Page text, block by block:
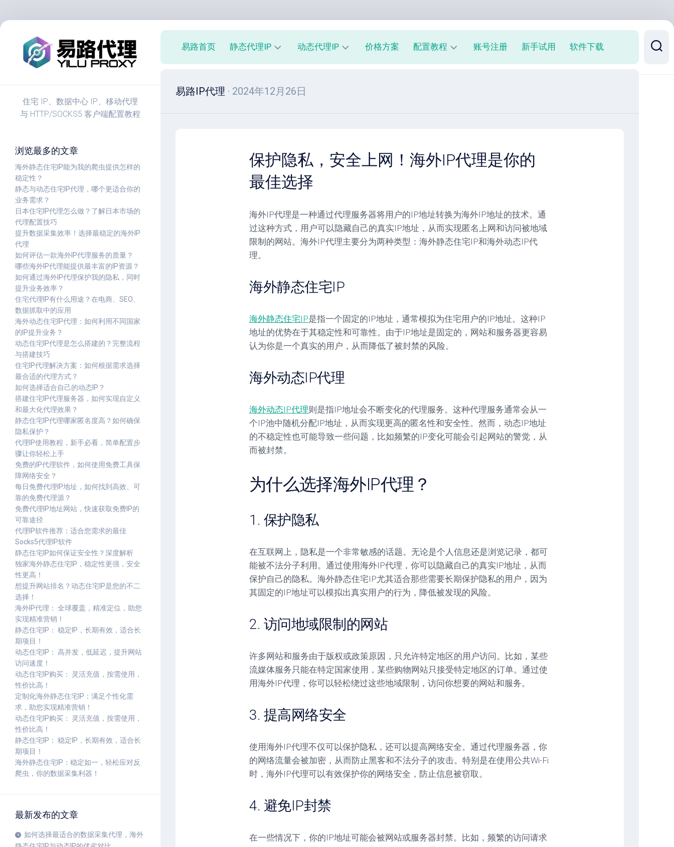
跳
住宅 IP、数据中心 IP、移动代理
与 HTTP/SOCKS5 客户端配置教程
浏览最多的文章
海外静态住宅IP能为我的爬虫提供怎样的
稳定性？
静态与动态住宅IP代理，哪个更适合你的
业务需求？
日本住宅IP代理怎么做？了解日本市场的
代理配置技巧
提升数据采集效率！选择最稳定的海外IP
代理
如何评估一款海外IP代理服务的质量？
哪些海外IP代理能提供最丰富的IP资源？
如何通过海外IP代理保护我的隐私，同时
提升业务效率？
住宅代理IP有什么用途？在电商、SEO、
数据抓取中的应用
海外动态住宅IP代理：如何利用不同国家
的IP提升业务？
动态住宅IP代理是怎么搭建的？完整流程
与搭建技巧
住宅IP代理解决方案：如何根据需求选择
最合适的代理方式？
如何选择适合自己的动态IP？
搭建住宅IP代理服务器，如何实现自定义
和最大化代理效果？
静态住宅IP代理哪家匿名度高？如何确保
隐私保护？
代理IP使用教程，新手必看，简单配置步
骤让你轻松上手
免费的IP代理软件，如何使用免费工具保
障网络安全？
每日免费代理IP地址，如何找到高效、可
靠的免费代理源？
免费代理IP地址网站，快速获取免费IP的
可靠途径
代理IP软件推荐：适合您需求的最佳
Socks5代理IP软件
静态住宅IP如何保证安全性？深度解析
独家海外静态住宅IP，稳定性更强，安全
性更高！
想提升网站排名？动态住宅IP是您的不二
选择！
海外IP代理： 全球覆盖，精准定位，助您
实现精准营销！
静态住宅IP： 稳定IP，长期有效，适合长
期项目！
动态住宅IP： 高并发，低延迟，提升网站
访问速度！
动态住宅IP购买： 灵活充值，按需使用，
性价比高！
定制化海外静态住宅IP：满足个性化需
求，助您实现精准营销！
动态住宅IP购买： 灵活充值，按需使用，
性价比高！
静态住宅IP： 稳定IP，长期有效，适合长
期项目！
海外静态住宅IP：稳定如一，轻松应对反
爬虫，你的数据采集利器！
最新发布的文章
如何选择最适合的数据采集代理，海外
易路首页 静态代理IP
享
动态代理IP
态
态
手
机
IP
态
机
房
IP
价格方案 配置教程
说
明
程
账号注册 新手试用 软件下载
易路IP代理 · 2024年12月26日
保护隐私，安全上网！海外IP代理是你的
最佳选择
海外IP代理是一种通过代理服务器将用户的IP地址转换为海外IP地址的技术。通
过这种方式，用户可以隐藏自己的真实IP地址，从而实现匿名上网和访问被地域
限制的网站。海外IP代理主要分为两种类型：海外静态住宅IP和海外动态IP代
理。
海外静态住宅IP
海外静态住宅IP是指一个固定的IP地址，通常模拟为住宅用户的IP地址。这种IP
地址的优势在于其稳定性和可靠性。由于IP地址是固定的，网站和服务器更容易
认为你是一个真实的用户，从而降低了被封禁的风险。
海外动态IP代理
海外动态IP代理则是指IP地址会不断变化的代理服务。这种代理服务通常会从一
个IP池中随机分配IP地址，从而实现更高的匿名性和安全性。然而，动态IP地址
的不稳定性也可能导致一些问题，比如频繁的IP变化可能会引起网站的警觉，从
而被封禁。
为什么选择海外IP代理？
1. 保护隐私
在互联网上，隐私是一个非常敏感的话题。无论是个人信息还是浏览记录，都可
能被不法分子利用。通过使用海外IP代理，你可以隐藏自己的真实IP地址，从而
保护自己的隐私。海外静态住宅IP尤其适合那些需要长期保护隐私的用户，因为
其固定的IP地址可以模拟出真实用户的行为，降低被发现的风险。
2. 访问地域限制的网站
许多网站和服务由于版权或政策原因，只允许特定地区的用户访问。比如，某些
流媒体服务只能在特定国家使用，某些购物网站只接受特定地区的订单。通过使
用海外IP代理，你可以轻松绕过这些地域限制，访问你想要的网站和服务。
3. 提高网络安全
使用海外IP代理不仅可以保护隐私，还可以提高网络安全。通过代理服务器，你
的网络流量会被加密，从而防止黑客和不法分子的攻击。特别是在使用公共Wi-Fi
时，海外IP代理可以有效保护你的网络安全，防止信息被窃取。
4. 避免IP封禁
在一些情况下，你的IP地址可能会被网站或服务器封禁。比如，频繁的访问请求